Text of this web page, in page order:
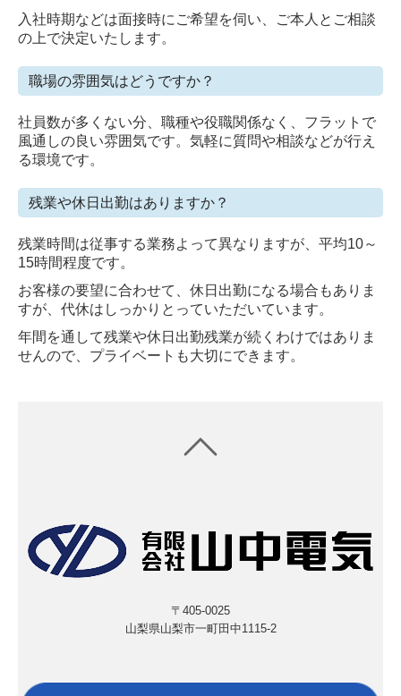
入社時期などは面接時にご希望を伺い、ご本人とご相談
の上で決定いたします。
職場の雰囲気はどうですか？
社員数が多くない分、職種や役職関係なく、フラットで
風通しの良い雰囲気です。気軽に質問や相談などが行え
る環境です。
残業や休日出勤はありますか？
残業時間は従事する業務よって異なりますが、平均10～
15時間程度です。
お客様の要望に合わせて、休日出勤になる場合もありま
すが、代休はしっかりとっていただいています。
年間を通して残業や休日出勤残業が続くわけではありま
せんので、プライベートも大切にできます。
〒405-0025
山梨県山梨市一町田中1115-2